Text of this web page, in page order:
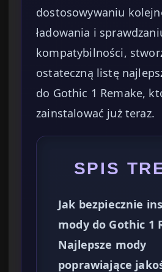
dostosowywaniu
ładowania i
kompatybilności,
ostateczną listę
do Gothic 1 Remake,
zainstalować już teraz.
SPIS
Jak bezpiecznie
mody do Gothic 1
Najlepsze mody
poprawiające